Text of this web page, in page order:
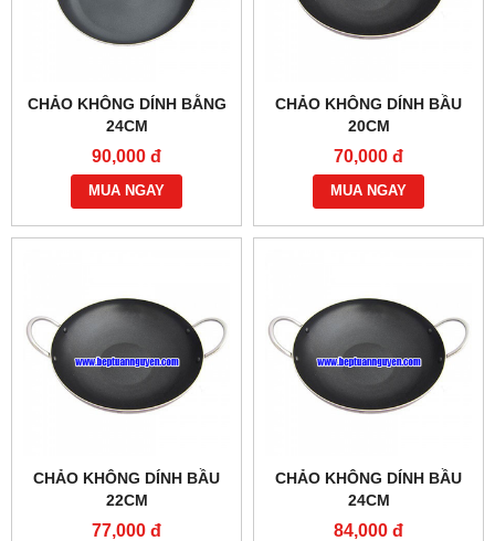
CHẢO KHÔNG DÍNH BẰNG
24CM
90,000 đ
MUA NGAY
CHẢO KHÔNG DÍNH BẦU
20CM
70,000 đ
MUA NGAY
CHẢO KHÔNG DÍNH BẦU
22CM
77,000 đ
CHẢO KHÔNG DÍNH BẦU
24CM
84,000 đ